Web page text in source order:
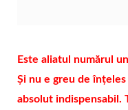
Este aliatul numărul
Și nu e greu de
absolut indispensabil.